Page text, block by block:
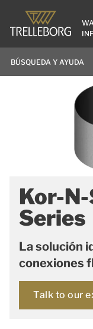
Kor-
Series
La solución
conexiones
Talk to our